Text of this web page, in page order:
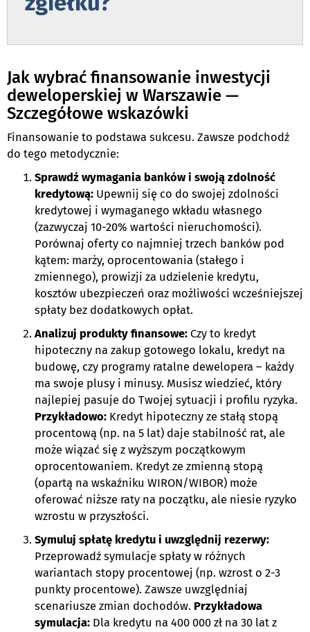
Jak wybrać finansowanie inwestycji
deweloperskiej w Warszawie —
Szczegółowe wskazówki
Finansowanie to podstawa sukcesu. Zawsze podchodź
do tego metodycznie:
Sprawdź wymagania banków i swoją zdolność
kredytową: Upewnij się co do swojej zdolności
kredytowej i wymaganego wkładu własnego
(zazwyczaj 10-20% wartości nieruchomości).
Porównaj oferty co najmniej trzech banków pod
kątem: marży, oprocentowania (stałego i
zmiennego), prowizji za udzielenie kredytu,
kosztów ubezpieczeń oraz możliwości wcześniejszej
spłaty bez dodatkowych opłat.
Analizuj produkty finansowe: Czy to kredyt
hipoteczny na zakup gotowego lokalu, kredyt na
budowę, czy programy ratalne dewelopera – każdy
ma swoje plusy i minusy. Musisz wiedzieć, który
najlepiej pasuje do Twojej sytuacji i profilu ryzyka.
Przykładowo: Kredyt hipoteczny ze stałą stopą
procentową (np. na 5 lat) daje stabilność rat, ale
może wiązać się z wyższym początkowym
oprocentowaniem. Kredyt ze zmienną stopą
(opartą na wskaźniku WIRON/WIBOR) może
oferować niższe raty na początku, ale niesie ryzyko
wzrostu w przyszłości.
Symuluj spłatę kredytu i uwzględnij rezerwy:
Przeprowadź symulacje spłaty w różnych
wariantach stopy procentowej (np. wzrost o 2-3
punkty procentowe). Zawsze uwzględniaj
scenariusze zmian dochodów. Przykładowa
symulacja: Dla kredytu na 400 000 zł na 30 lat z